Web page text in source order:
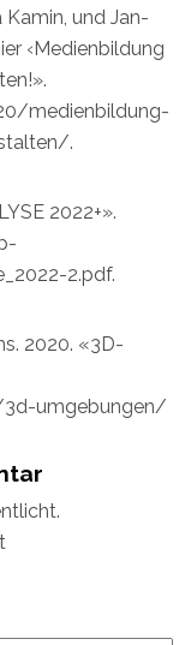
Kamin, und Jan-
‹Medienbildung
medienbildung-
.
2022+».
2.pdf.
2020. «3D-
umgebungen/